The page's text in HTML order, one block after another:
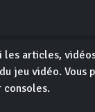
les articles,
jeu vidéo. Vous
consoles.